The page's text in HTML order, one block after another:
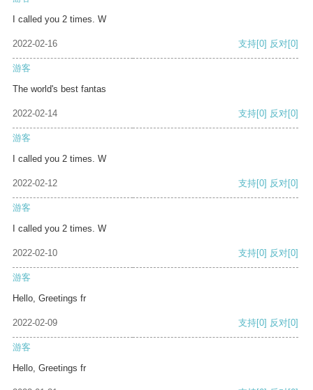
I called you 2 times. W
2022-02-16 支持[0] 反对[0]
游客
The world's best fantas
2022-02-14 支持[0] 反对[0]
游客
I called you 2 times. W
2022-02-12 支持[0] 反对[0]
游客
I called you 2 times. W
2022-02-10 支持[0] 反对[0]
游客
Hello, Greetings fr
2022-02-09 支持[0] 反对[0]
游客
Hello, Greetings fr